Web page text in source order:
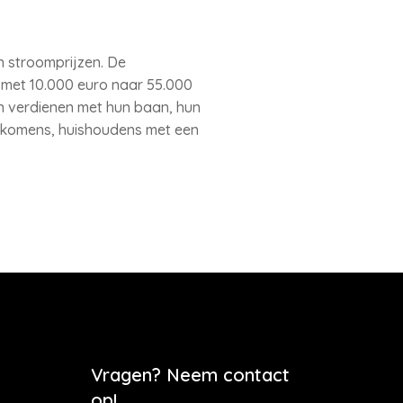
stroomprijzen. De
10.000 euro naar 55.000
met hun baan, hun
huishoudens met een
Vragen? Neem contact